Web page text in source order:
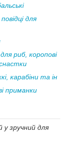
для
для риб, коропові
карабіни та ін
приманки
зручний для